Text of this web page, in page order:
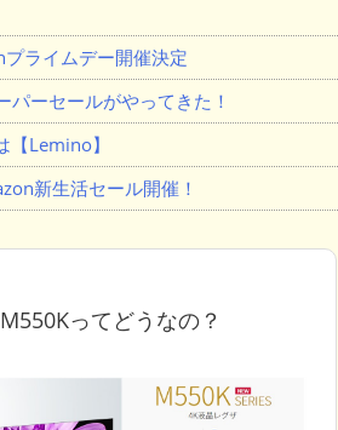
ライムデー開催決定
パーセールがやってきた！
【Lemino】
新生活セール開催！
ってどうなの？